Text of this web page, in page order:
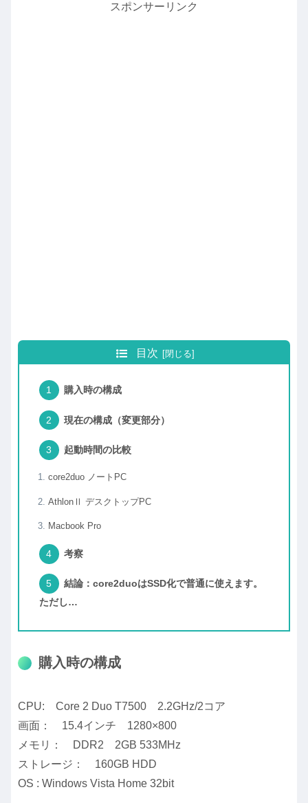
スポンサーリンク
目次
購入時の構成
現在の構成（変更部分）
起動時間の比較
core2duo ノートPC
AthlonⅡ デスクトップPC
Macbook Pro
考察
結論：core2duoはSSD化で普通に使えます。
ただし…
購入時の構成
CPU: Core 2 Duo T7500 2.2GHz/2コア
画面： 15.4インチ 1280×800
メモリ： DDR2 2GB 533MHz
ストレージ： 160GB HDD
OS : Windows Vista Home 32bit